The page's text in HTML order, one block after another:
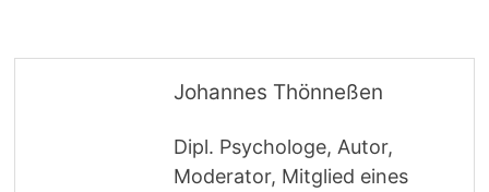
Johannes Thönneßen
Dipl. Psychologe, Autor,
Moderator, Mitglied eines